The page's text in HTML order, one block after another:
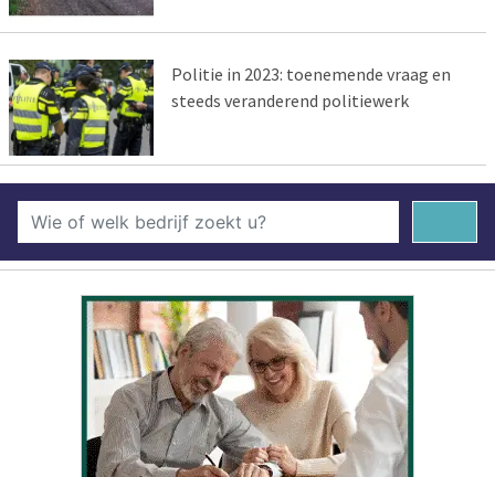
Politie in 2023: toenemende vraag en
steeds veranderend politiewerk